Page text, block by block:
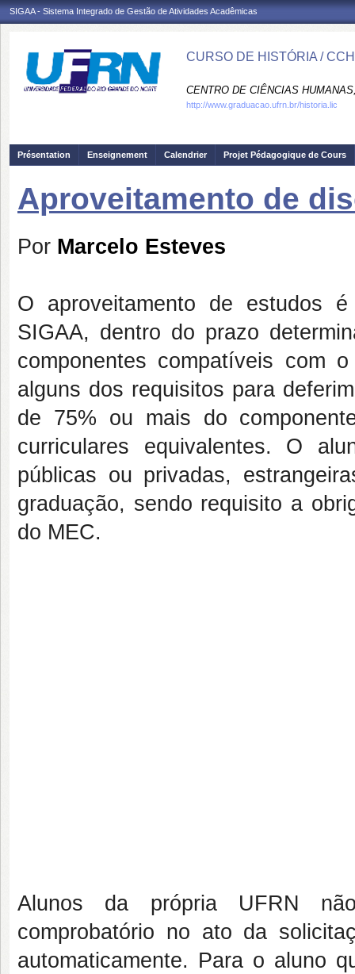
SIGAA - Sistema Integrado de Gestão de Atividades Acadêmicas
CURSO DE HISTÓRIA /
CENTRO DE CIÊNCIAS
http://www.graduacao.ufrn.br/historia.lic
Présentation Enseignement Calendrier Projet Pédagogique de Cours
Aproveitamento de
Por Marcelo Esteves
O aproveitamento de estudos
SIGAA, dentro do prazo
componentes compatíveis com
alguns dos requisitos para
de 75% ou mais do
curriculares equivalentes. O
públicas ou privadas,
graduação, sendo requisito a
do MEC.
Alunos da própria UFRN
comprobatório no ato da
automaticamente. Para o aluno